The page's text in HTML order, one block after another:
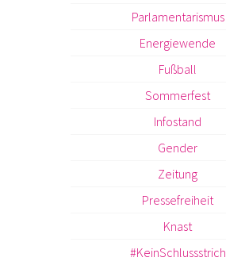
Parlamentarismus
Energiewende
Fußball
Sommerfest
Infostand
Gender
Zeitung
Pressefreiheit
Knast
#KeinSchlussstrich